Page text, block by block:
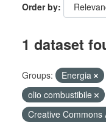
Order by
1 dataset
Groups: Energia
olio combustibile
Creative Commons